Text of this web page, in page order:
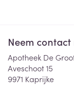
Neem
Apotheek De
Aveschoot 15
9971 Kaprijke